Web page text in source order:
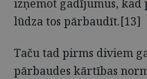
izņemot gadījumus, kad
lūdza tos pārbaudīt.[13]
Taču tad pirms diviem
pārbaudes kārtības